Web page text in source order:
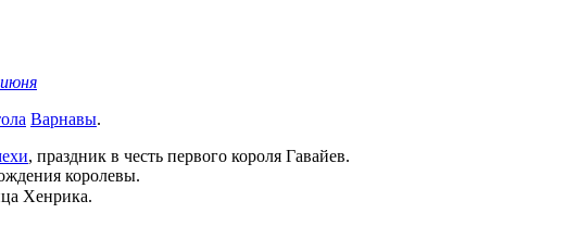
Варнавы.
, праздник в честь первого короля Гавайев.
королевы.
Хенрика.